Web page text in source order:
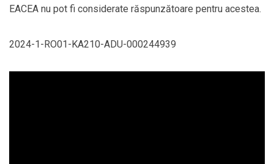
EACEA nu pot fi considerate răspunzătoare pentru acestea.
2024-1-RO01-KA210-ADU-000244939